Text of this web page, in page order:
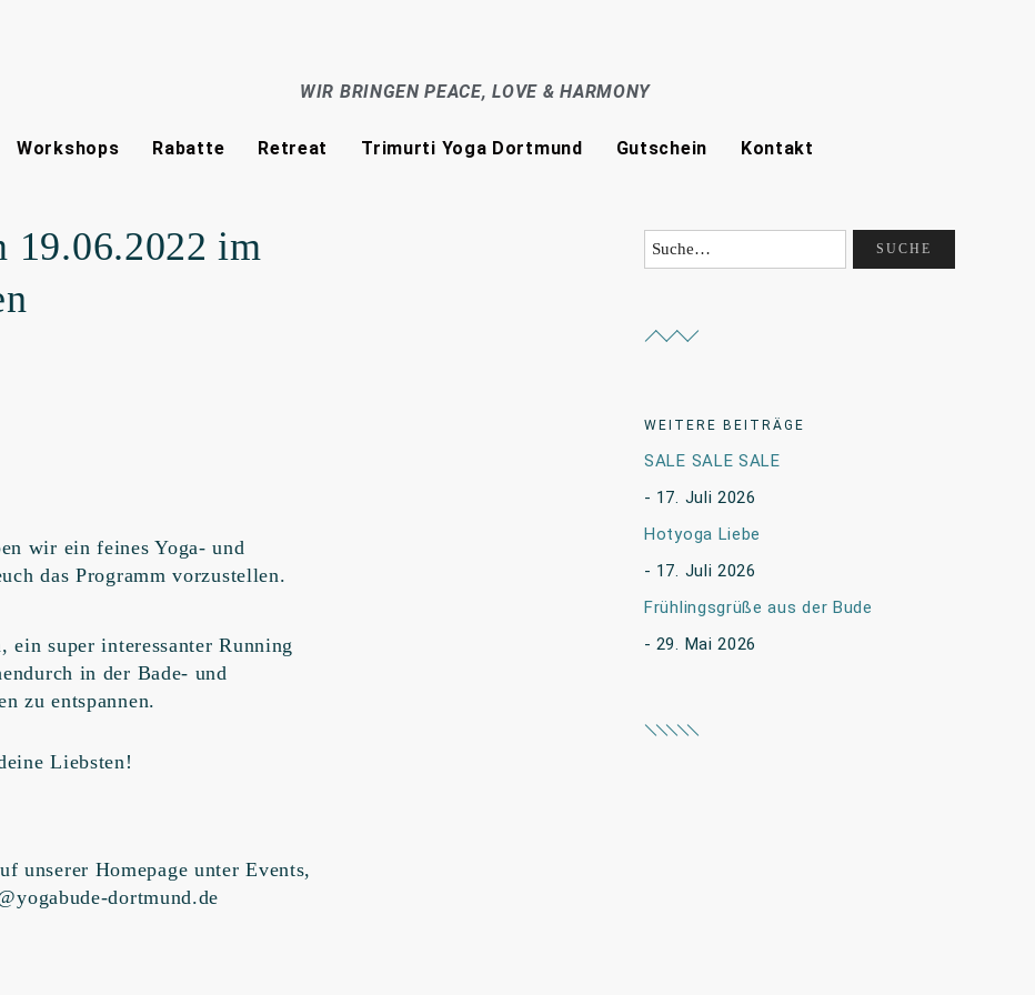
WIR BRINGEN PEACE, LOVE & HARMONY
Workshops Rabatte Retreat Trimurti Yoga Dortmund Gutschein Kontakt
19.06.2022 im
wir ein feines Yoga- und
das Programm vorzustellen.
ein super interessanter Running
in der Bade- und
zu entspannen.
Liebsten!
unserer Homepage unter Events,
dortmund.de
WEITERE BEITRÄGE
SALE SALE SALE
17. Juli 2026
Hotyoga Liebe
17. Juli 2026
Frühlingsgrüße aus der Bude
29. Mai 2026